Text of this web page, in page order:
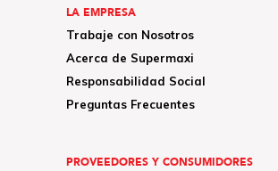
LA EMPRESA
Trabaje con Nosotros
Acerca de Supermaxi
Responsabilidad Social
Preguntas Frecuentes
PROVEEDORES Y CONSUMIDORES